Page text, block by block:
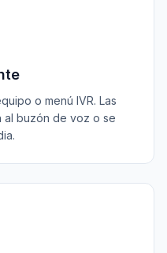
o menú IVR. Las
al buzón de voz o se